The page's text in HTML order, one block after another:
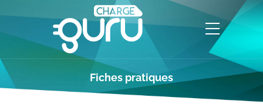
Fiches pratiques